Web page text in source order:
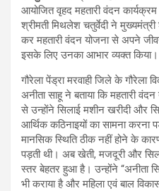
आयोजित वृहद महतारी वंदन
श्रीमती मिथलेश चतुर्वेदी ने
कर महतारी वंदन योजना से अपने
इसके लिए उनका आभार व्यक्त किया।
गौरेला पेंड्रा मरवाही जिले के गौरेला
अनीता साहू ने बताया कि महतारी
से उन्होंने सिलाई मशीन खरीदी और
आर्थिक कठिनाइयों का सामना करना
मानसिक स्थिति ठीक नहीं होने के कारण
पड़ती थी। अब खेती, मजदूरी और
स्तर बेहतर हुआ है। उन्होंने “अनीता
भी कराया है और महिला एवं बाल